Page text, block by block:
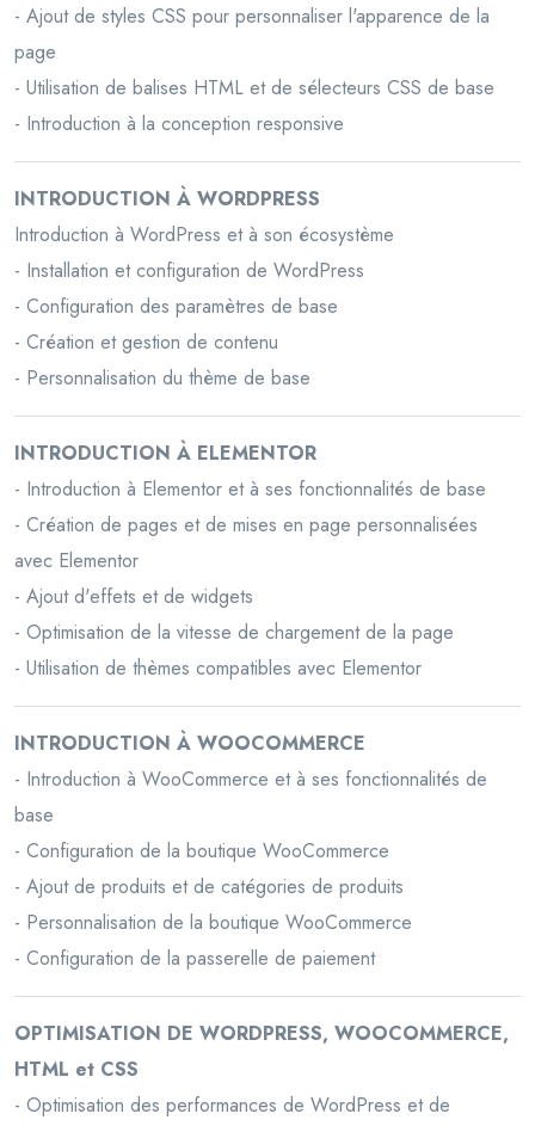
- Ajout de styles CSS pour personnaliser l'apparence de la
page
- Utilisation de balises HTML et de sélecteurs CSS de base
- Introduction à la conception responsive
INTRODUCTION À WORDPRESS
Introduction à WordPress et à son écosystème
- Installation et configuration de WordPress
- Configuration des paramètres de base
- Création et gestion de contenu
- Personnalisation du thème de base
INTRODUCTION À ELEMENTOR
- Introduction à Elementor et à ses fonctionnalités de base
- Création de pages et de mises en page personnalisées
avec Elementor
- Ajout d'effets et de widgets
- Optimisation de la vitesse de chargement de la page
- Utilisation de thèmes compatibles avec Elementor
INTRODUCTION À WOOCOMMERCE
- Introduction à WooCommerce et à ses fonctionnalités de
base
- Configuration de la boutique WooCommerce
- Ajout de produits et de catégories de produits
- Personnalisation de la boutique WooCommerce
- Configuration de la passerelle de paiement
OPTIMISATION DE WORDPRESS, WOOCOMMERCE,
HTML et CSS
- Optimisation des performances de WordPress et de